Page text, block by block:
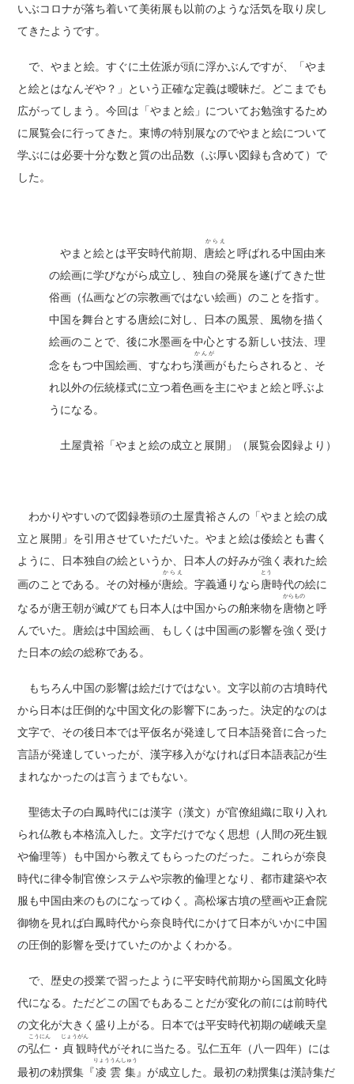
いぶコロナが落ち着いて美術展も以前のような活気を取り戻し
てきたようです。
で、やまと絵。すぐに土佐派が頭に浮かぶんですが、「やま
と絵とはなんぞや？」という正確な定義は曖昧だ。どこまでも
広がってしまう。今回は「やまと絵」についてお勉強するため
に展覧会に行ってきた。東博の特別展なのでやまと絵について
学ぶには必要十分な数と質の出品数（ぶ厚い図録も含めて）で
した。
やまと絵とは平安時代前期、唐絵
からえ
と呼ばれる中国由来
の絵画に学びながら成立し、独自の発展を遂げてきた世
俗画（仏画などの宗教画ではない絵画）のことを指す。
中国を舞台とする唐絵に対し、日本の風景、風物を描く
絵画のことで、後に水墨画を中心とする新しい技法、理
念をもつ中国絵画、すなわち漢画
かんが
がもたらされると、そ
れ以外の伝統様式に立つ着色画を主にやまと絵と呼ぶよ
うになる。
土屋貴裕「やまと絵の成立と展開」（展覧会図録より）
わかりやすいので図録巻頭の土屋貴裕さんの「やまと絵の成
立と展開」を引用させていただいた。やまと絵は倭絵とも書く
ように、日本独自の絵というか、日本人の好みが強く表れた絵
画のことである。その対極が唐絵
からえ
。字義通りなら唐
とう
時代の絵に
なるが唐王朝が滅びても日本人は中国からの舶来物を唐物
からもの
と呼
んでいた。唐絵は中国絵画、もしくは中国画の影響を強く受け
た日本の絵の総称である。
もちろん中国の影響は絵だけではない。文字以前の古墳時代
から日本は圧倒的な中国文化の影響下にあった。決定的なのは
文字で、その後日本では平仮名が発達して日本語発音に合った
言語が発達していったが、漢字移入がなければ日本語表記が生
まれなかったのは言うまでもない。
聖徳太子の白鳳時代には漢字（漢文）が官僚組織に取り入れ
られ仏教も本格流入した。文字だけでなく思想（人間の死生観
や倫理等）も中国から教えてもらったのだった。これらが奈良
時代に律令制官僚システムや宗教的倫理となり、都市建築や衣
服も中国由来のものになってゆく。高松塚古墳の壁画や正倉院
御物を見れば白鳳時代から奈良時代にかけて日本がいかに中国
の圧倒的影響を受けていたのかよくわかる。
で、歴史の授業で習ったように平安時代前期から国風文化時
代になる。ただどこの国でもあることだが変化の前には前時代
の文化が大きく盛り上がる。日本では平安時代初期の嵯峨天皇
の弘仁
こうにん
・ 貞観
じょうがん
時代がそれに当たる。弘仁五年（八一四年）には
最初の勅撰集『凌雲集
りょううんしゅう
』が成立した。最初の勅撰集は漢詩集だ